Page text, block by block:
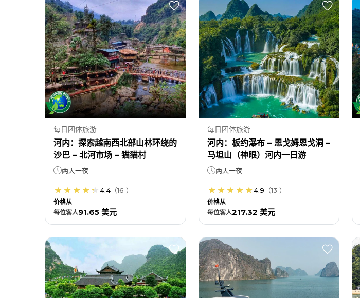
每日团体旅游
河内：探索越南西北部山林环绕的
沙巴 – 北河市场 – 猫猫村
两天一夜
4.4 （16 ）
价格从
每位客人91.65 美元
每日团体旅游
河内：板约瀑布 – 恩戈姆恩戈洞 –
马坦山（神眼）河内一日游
两天一夜
4.9 （13 ）
价格从
每位客人217.32 美元